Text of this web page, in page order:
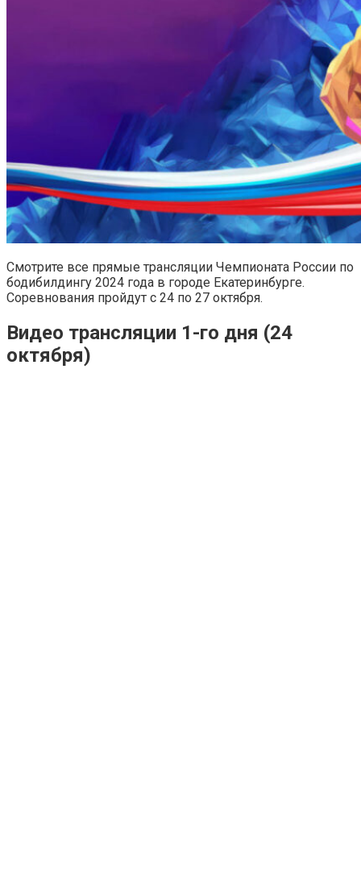
Смотрите все прямые трансляции Чемпионата России по
бодибилдингу 2024 года в городе Екатеринбурге.
Соревнования пройдут с 24 по 27 октября.
Видео трансляции 1-го дня (24
октября)